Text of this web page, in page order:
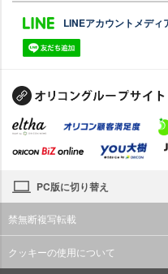
LINEアカウントメディ
PC版に切り替え
禁無断複写転載
クッキーの使用について